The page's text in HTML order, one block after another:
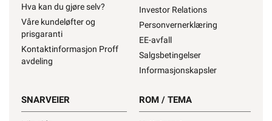
Hva kan du gjøre selv?
Våre kundeløfter og
prisgaranti
Kontaktinformasjon Proff
avdeling
Investor Relations
Personvernerklæring
EE-avfall
Salgsbetingelser
Informasjonskapsler
SNARVEIER ROM / TEMA